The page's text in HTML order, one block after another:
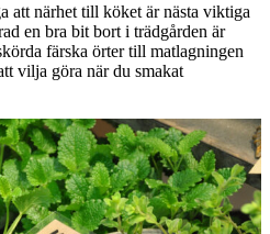
att närhet till köket är nästa viktiga
en bra bit bort i trädgården är
färska örter till matlagningen
vilja göra när du smakat